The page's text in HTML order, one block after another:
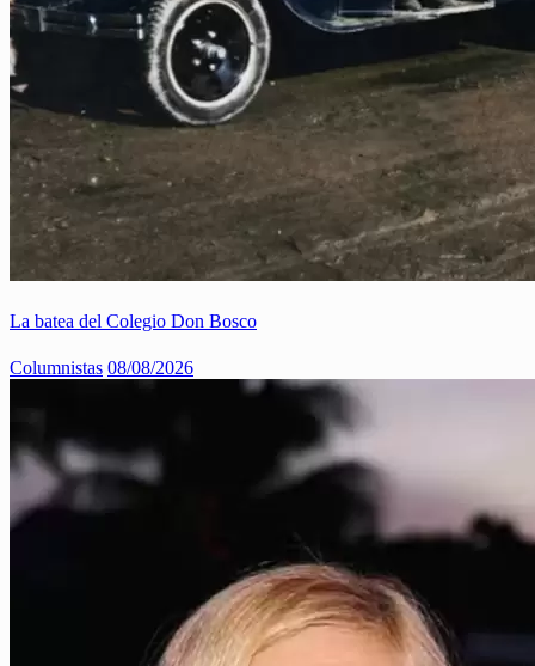
La batea del Colegio Don Bosco
Columnistas 08/08/2026